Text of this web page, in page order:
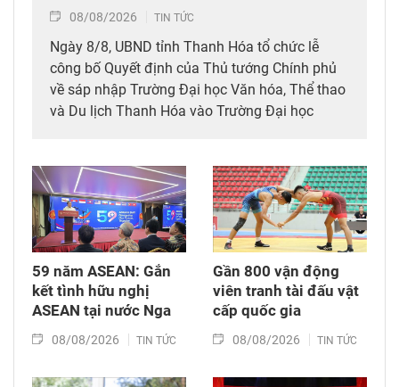
08/08/2026 TIN TỨC
Ngày 8/8, UBND tỉnh Thanh Hóa tổ chức lễ
công bố Quyết định của Thủ tướng Chính phủ
về sáp nhập Trường Đại học Văn hóa, Thể thao
và Du lịch Thanh Hóa vào Trường Đại học
59 năm ASEAN: Gắn
kết tình hữu nghị
ASEAN tại nước Nga
08/08/2026 TIN TỨC
Gần 800 vận động
viên tranh tài đấu vật
cấp quốc gia
08/08/2026 TIN TỨC